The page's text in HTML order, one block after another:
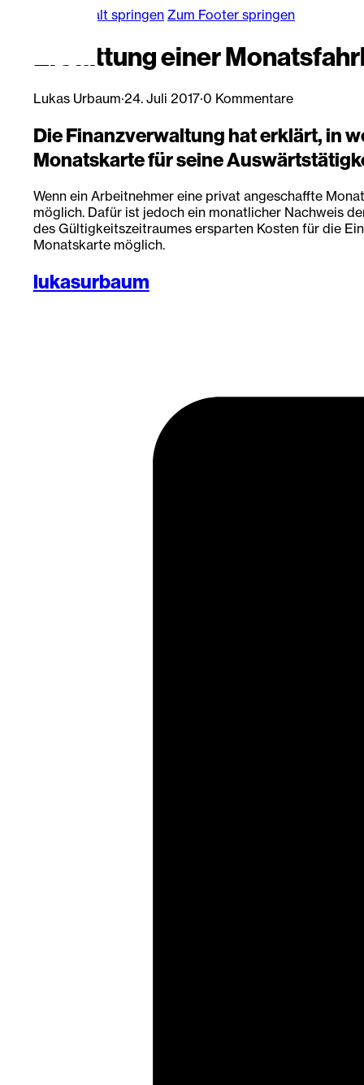
Zum Hauptinhalt springen Zum Footer springen
Erstattung einer
Lukas Urbaum·24. Juli 2017·0 Kommentare
Die Finanzverwaltung hat erklärt, in
Monatskarte für seine
Wenn ein Arbeitnehmer eine privat angeschaffte
möglich. Dafür ist jedoch ein monatlicher Nachweis
des Gültigkeitszeitraumes ersparten Kosten für die
Monatskarte möglich.
lukasurbaum